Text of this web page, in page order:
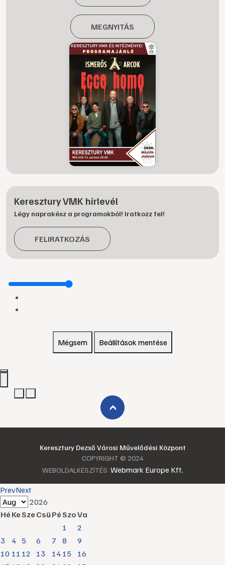
MEGNYITÁS
Keresztury VMK hírlevél
Légy naprakész a programokból! Iratkozz fel!
FELIRATKOZÁS
Mégsem Beállítások mentése
›
Keresztury Dezső Városi Művelődési Központ
COPYRIGHT © 2024
WEBOLDALKÉSZÍTÉS: Webmark Europe Kft.
PrevNext
2026
HéKeSzeCsüPéSzoVa
1
2
3
4 5 6 7 8
9
10 11 12 13 14 15
16